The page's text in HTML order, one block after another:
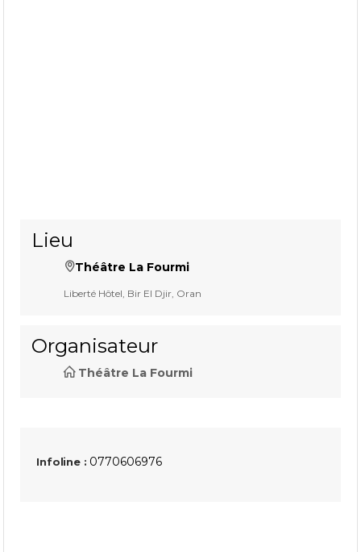
Lieu
Théâtre La Fourmi
Liberté Hôtel, Bir El Djir, Oran
Organisateur
Théâtre La Fourmi
Infoline : 0770606976